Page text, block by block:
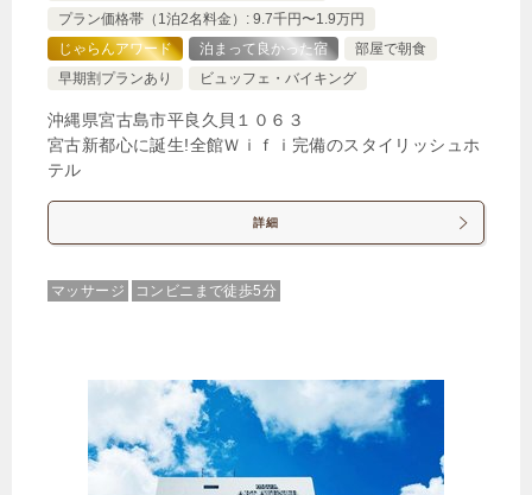
プラン価格帯（1泊2名料金）: 9.7千円〜1.9万円
じゃらんアワード
泊まって良かった宿
部屋で朝食
早期割プランあり
ビュッフェ・バイキング
沖縄県宮古島市平良久貝１０６３
宮古新都心に誕生!全館Ｗｉｆｉ完備のスタイリッシュホ
テル
詳細
マッサージ コンビニまで徒歩5分